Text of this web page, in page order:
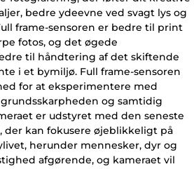
bedre ydeevne ved svagt lys og
frame-sensoren er bedre til print
fotos, og det øgede
til håndtering af det skiftende
i et bymiljø. Full frame-sensoren
for at eksperimentere med
og samtidig
er udstyret med den seneste
der kan fokusere øjeblikkeligt på
herunder mennesker, dyr og
afgørende, og kameraet vil